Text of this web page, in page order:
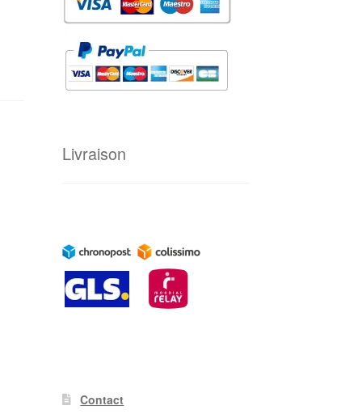
Livraison
Contact